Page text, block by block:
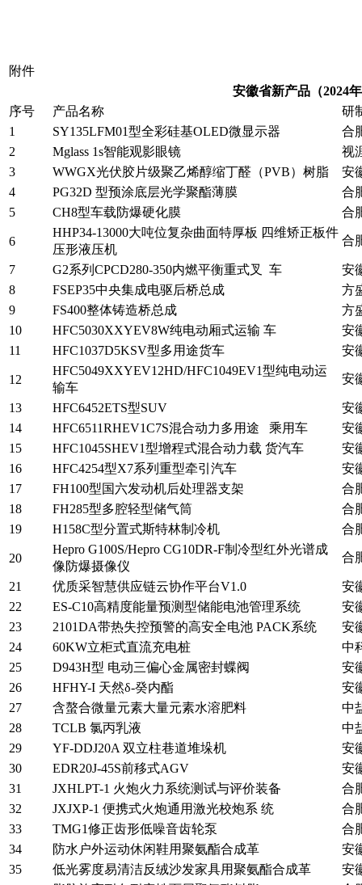
附件
安徽省新产品（2024
序号
产品名称
研
1
SY135LFM01型全彩硅基OLED微显示器
合
2
Mglass 1s智能观影眼镜
视
3
WWGX光伏胶片级聚乙烯醇缩丁醛（PVB）树脂
安
4
PG32D 型预涂底层光学聚酯薄膜
合
5
CH8型车载防爆硬化膜 合
6
HHP34-13000大吨位复杂曲面特厚板 四维矫正板件
压形液压机
合
7 G2系列CPCD280-350内燃平衡重式叉 车
安
8
FSEP35中央集成电驱后桥总成
方
9
FS400整体铸造桥总成
方
10
HFC5030XXYEV8W纯电动厢式运输 车
安
11
HFC1037D5KSV型多用途货车 安
12
HFC5049XXYEV12HD/HFC1049EV1型纯电动运
输车
安
13 HFC6452ETS型SUV
安
14
HFC6511RHEV1C7S混合动力多用途 乘用车
安
15
HFC1045SHEV1型增程式混合动力载 货汽车
安
16
HFC4254型X7系列重型牵引汽车
安
17
FH100型国六发动机后处理器支架
合
18
FH285型多腔轻型储气筒
合
19
H158C型分置式斯特林制冷机 合
20
Hepro G100S/Hepro CG10DR-F制冷型红外光谱成
像防爆摄像仪
合
21 优质采智慧供应链云协作平台V1.0
安
22
ES-C10高精度能量预测型储能电池管理系统
安
23
2101DA带热失控预警的高安全电池 PACK系统
安
24
60KW立柜式直流充电桩
中
25
D943H型 电动三偏心金属密封蝶阀
安
26
HFHY-I 天然δ-癸内酯
安
27
含螯合微量元素大量元素水溶肥料
中
28
TCLB 氯丙乳液
中
29
YF-DDJ20A 双立柱巷道堆垛机
安
30
EDR20J-45S前移式AGV
安
31
JXHLPT-1 火炮火力系统测试与评价装备
合
32
JXJXP-1 便携式火炮通用激光校炮系 统
合
33
TMG1修正齿形低噪音齿轮泵
合
34
防水户外运动休闲鞋用聚氨酯合成革
安
35
低光雾度易清洁反绒沙发家具用聚氨酯合成革
安